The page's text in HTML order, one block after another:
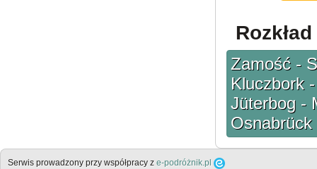
Zamość -
Kluczbork
Jüterbog -
Serwis prowadzony przy współpracy z e-podróżnik.pl